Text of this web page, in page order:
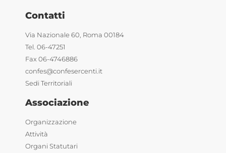
Contatti
Via Nazionale 60, Roma 00184
Tel. 06-47251
Fax 06-4746886
confes@confesercenti.it
Sedi Territoriali
Associazione
Organizzazione
Attività
Organi Statutari